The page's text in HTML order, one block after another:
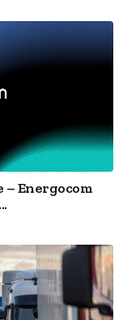
– Energocom